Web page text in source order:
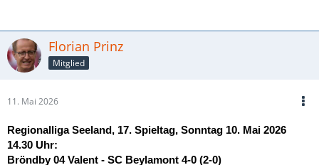
1:5Nagaharu Kanausuku (56.) – Solo über links, trocken
abgeschlossen
Batuidi
Florian Prinz
Mitglied
11. Mai 2026
Regionalliga Seeland, 17. Spieltag, Sonntag 10. Mai 2026
14.30 Uhr:
Bröndby 04 Valent - SC Beylamont 4-0 (2-0)